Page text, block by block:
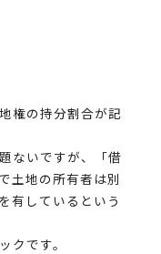
権の持分割合が記
ないですが、「借
土地の所有者は別
有しているという
クです。